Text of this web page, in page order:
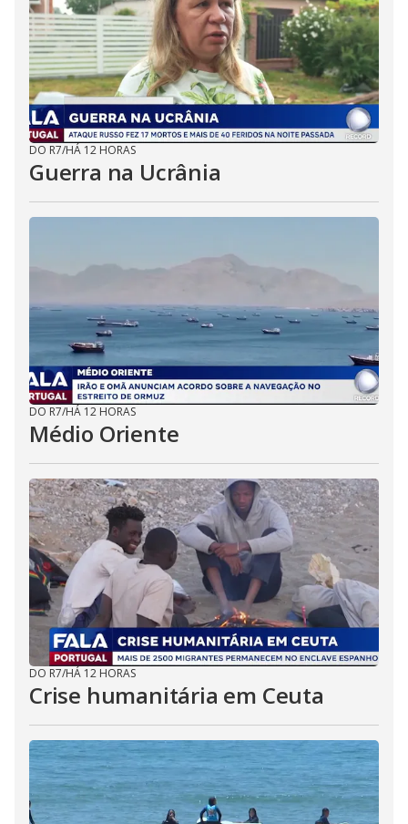
DO R7/HÁ 12 HORAS
Guerra na Ucrânia
DO R7/HÁ 12 HORAS
Médio Oriente
DO R7/HÁ 12 HORAS
Crise humanitária em Ceuta